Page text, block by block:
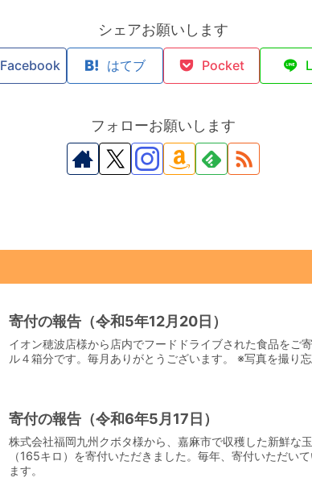
シェアお願いします
Facebook はてブ Pocket
フォローお願いします
寄付の報告（令和5年12月20日）
イオン穂波店様から店内でフードドライブされた食品をご
ル４箱分です。毎月ありがとうございます。 ※写真を撮り忘
寄付の報告（令和6年5月17日）
株式会社福岡九州クボタ様から、嘉麻市で収穫した新鮮な
（165キロ）を寄付いただきました。毎年、寄付いただい
ます。